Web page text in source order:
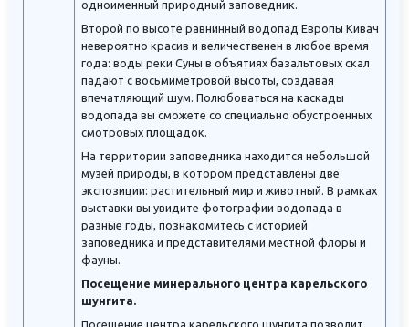
одноименный природный заповедник.
Второй по высоте равнинный водопад Европы Кивач
невероятно красив и величественен в любое время
года: воды реки Суны в объятиях базальтовых скал
падают с восьмиметровой высоты, создавая
впечатляющий шум. Полюбоваться на каскады
водопада вы сможете со специально обустроенных
смотровых площадок.
На территории заповедника находится небольшой
музей природы, в котором представлены две
экспозиции: растительный мир и животный. В рамках
выставки вы увидите фотографии водопада в
разные годы, познакомитесь с историей
заповедника и представителями местной флоры и
фауны.
Посещение минерального центра карельского
шунгита.